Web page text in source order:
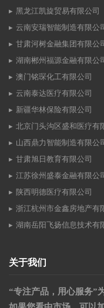
黑龙江凯旋贸易有限公司
云南安瑞智能制造有限公
甘肃河树金融集团有限公
湖南郴州福源金融有限公
澳门铭琛化工有限公司
云南泰达医疗有限公司
新疆华林保险有限公司
北京门头沟区盛和医疗有
山西鼎力智能制造有限公
甘肃旭日教育有限公司
江苏徐州盛泰金融有限公
陕西明德医疗有限公司
浙江杭州市金鑫房地产有
湖南岳阳飞扬信息技术有
关于我们
“专注产品，用心服务”